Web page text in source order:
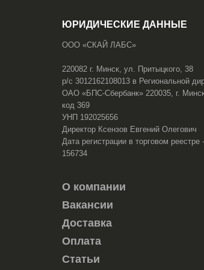
ЮРИДИЧЕСКИЕ ДАННЫЕ
ООО «СКАЙ ЛАБС»
220082 г. Минск, ул. Притыцкого, 38
р/с 3012162108013 в Региональной
ОАО «БПС-Сбербанк» 220035, г.
код 369
УНП 192025656
Директор Ксензов Евгений Олегович
Дата регистрации в торговом
156734
О компании
Вакансии
Доставка
Оплата
Статьи